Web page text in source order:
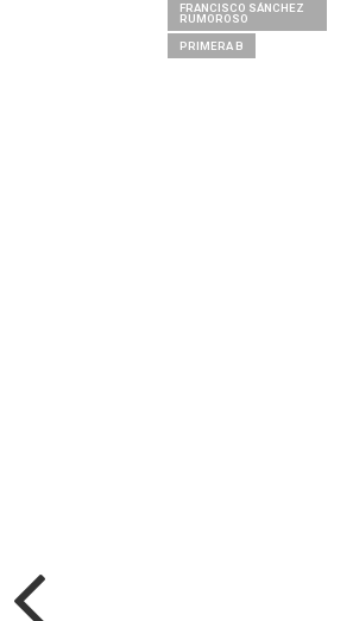
FRANCISCO SÁNCHEZ
RUMOROSO
PRIMERA B